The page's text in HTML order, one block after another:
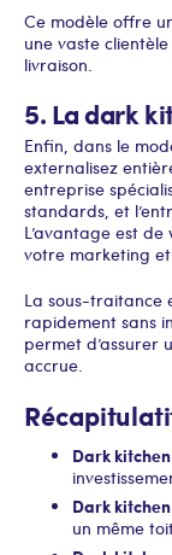
Ce modèle offre
une vaste
livraison.
5. La dark
Enfin, dans le
externalisez
entreprise
standards, et
L’avantage est
votre marketing
La sous-traitance
rapidement sans
permet d’assurer
accrue.
Dark
Dark
un même